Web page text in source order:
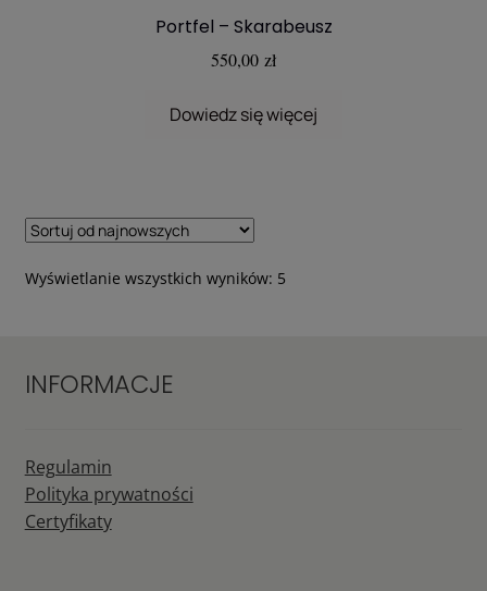
Portfel – Skarabeusz
550,00 zł
Dowiedz się więcej
Wyświetlanie wszystkich wyników: 5Posortowane
INFORMACJE
Regulamin
Polityka prywatności
Certyfikaty